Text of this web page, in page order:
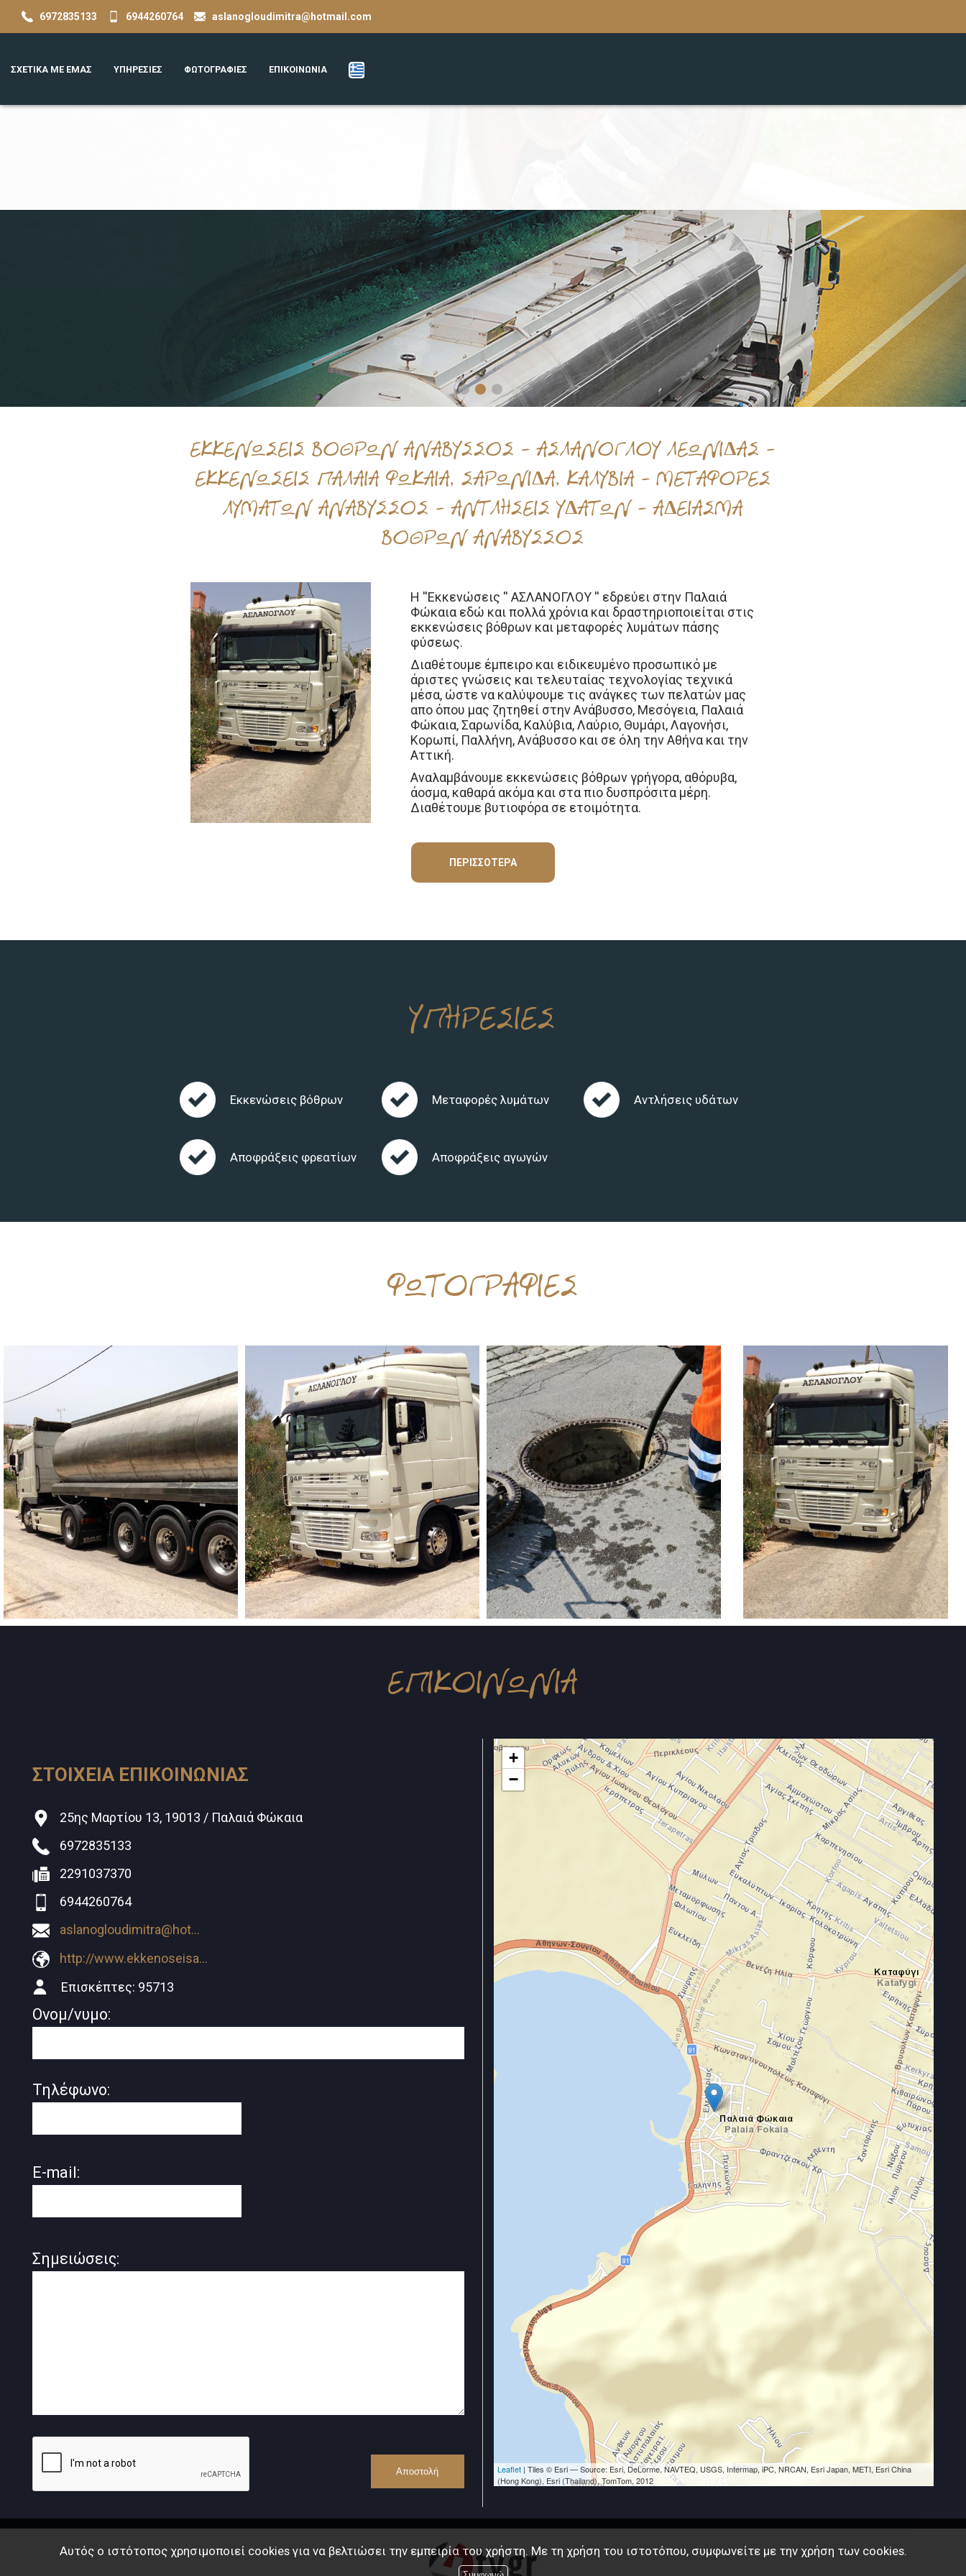
6972835133 6944260764 aslanogloudimitra@hotmail.com
ΣΧΕΤΙΚΑ ΜΕ ΕΜΑΣ ΥΠΗΡΕΣΙΕΣ ΦΩΤΟΓΡΑΦΊΕΣ ΕΠΙΚΟΙΝΩΝΊΑ
ΕΚΚΕΝΩΣΕΙΣ ΒΟΘΡΩΝ ΑΝΑΒΥΣΣΟΣ - ΑΣΛΑΝΟΓΛΟΥ ΛΕΩΝΙΔΑΣ -
ΕΚΚΕΝΩΣΕΙΣ ΠΑΛΑΙΑ ΦΩΚΑΙΑ, ΣΑΡΩΝΙΔΑ, ΚΑΛΥΒΙΑ - ΜΕΤΑΦΟΡΕΣ
ΛΥΜΑΤΩΝ ΑΝΑΒΥΣΣΟΣ - ΑΝΤΛΗΣΕΙΣ ΥΔΑΤΩΝ - ΑΔΕΙΑΣΜΑ
ΒΟΘΡΩΝ ΑΝΑΒΥΣΣΟΣ
Η ''Εκκενώσεις '' ΑΣΛΑΝΟΓΛΟΥ '' εδρεύει στην Παλαιά
Φώκαια εδώ και πολλά χρόνια και δραστηριοποιείται στις
εκκενώσεις βόθρων και μεταφορές λυμάτων πάσης
φύσεως.
Διαθέτουμε έμπειρο και ειδικευμένο προσωπικό με
άριστες γνώσεις και τελευταίας τεχνολογίας τεχνικά
μέσα, ώστε να καλύψουμε τις ανάγκες των πελατών μας
απο όπου μας ζητηθεί στην Ανάβυσσο, Μεσόγεια, Παλαιά
Φώκαια, Σαρωνίδα, Καλύβια, Λαύριο, Θυμάρι, Λαγονήσι,
Κορωπί, Παλλήνη, Ανάβυσσο και σε όλη την Αθήνα και την
Αττική.
Αναλαμβάνουμε εκκενώσεις βόθρων γρήγορα, αθόρυβα,
άοσμα, καθαρά ακόμα και στα πιο δυσπρόσιτα μέρη.
Διαθέτουμε βυτιοφόρα σε ετοιμότητα.
24 ώρες άμεση εξυπηρέτηση
Εκκενώσεις βόθρων Ανάβυσσος, Παλαιά Φώκαια,
Σαρωνίδα, Καλύβια, Λαύριο, Θυμάρι, Λαγονήσι
Αποφράξεις αγωγών Ανάβυσσος, Παλαιά Φώκαια,
εργασίας που παρέχουμε όλο το χρόνο με αμεσότητα,
συνέπεια, 24ωρη εξυπηρέτηση χωρίς ταλαιπωρία για σας,
στις πιο λογικές τιμές της αγοράς.
ΠΕΡΙΣΣΌΤΕΡΑ
ΥΠΗΡΕΣΙΕΣ
Εκκενώσεις βόθρων Μεταφορές λυμάτων Αντλήσεις υδάτων
Αποφράξεις φρεατίων Αποφράξεις αγωγών
ΦΩΤΟΓΡΑΦΙΕΣ
ΕΠΙΚΟΙΝΩΝΙΑ
ΣΤΟΙΧΕΙΑ ΕΠΙΚΟΙΝΩΝΙΑΣ
25ης Μαρτίου 13, 19013 / Παλαιά Φώκαια
6972835133
2291037370
6944260764
aslanogloudimitra@hotmail.com
http://www.ekkenoseisaslanoglou.gr
Επισκέπτες: 95713
Ονομ/νυμο:
Τηλέφωνο:
E-mail:
Σημειώσεις:
+
−
Leaflet | Tiles © Esri — Source: Esri, DeLorme, NAVTEQ, USGS, Intermap, iPC, NRCAN, Esri Japan, METI, Esri China
(Hong Kong), Esri (Thailand), TomTom, 2012
Αυτός ο ιστότοπος χρησιμοποιεί cookies για να βελτιώσει την εμπειρία του χρήστη. Με τη χρήση του ιστοτόπου, συμφωνείτε με την χρήση των cookies.